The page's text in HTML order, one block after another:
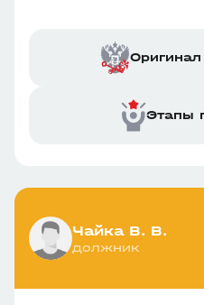
Этапы
Чайка В. В.
должник